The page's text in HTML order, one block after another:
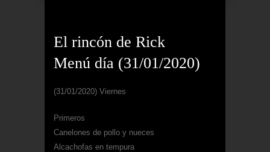
El rincón de Rick
Menú día (31/01/2020)
(31/01/2020) Viernes
Primeros
Canelones de pollo y nueces
Alcachofas en tempura